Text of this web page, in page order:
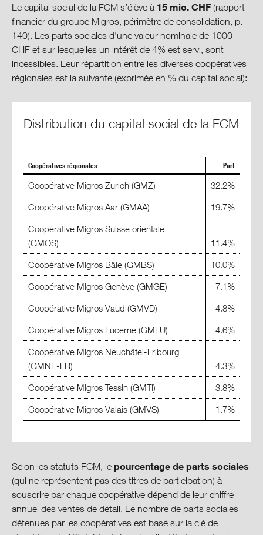
Centre de download
Le capital social de la FCM s’élève à 15 mio. CHF(rapport
financier du groupe Migros, périmètre de consolidation, p.
140). Les parts sociales d’une valeur nominale de 1000
CHF et sur lesquelles un intérêt de 4% est servi, sont
incessibles. Leur répartition entre les diverses coopératives
régionales est la suivante (exprimée en % du capital social):
Distribution du capital social de la FCM
Coopératives régionales Part
Coopérative Migros Zurich (GMZ) 32.2%
Coopérative Migros Aar (GMAA) 19.7%
Coopérative Migros Suisse orientale
(GMOS)
11.4%
Coopérative Migros Bâle (GMBS) 10.0%
Coopérative Migros Genève (GMGE) 7.1%
Coopérative Migros Vaud (GMVD) 4.8%
Coopérative Migros Lucerne (GMLU) 4.6%
Coopérative Migros Neuchâtel-Fribourg
(GMNE-FR)
4.3%
Coopérative Migros Tessin (GMTI) 3.8%
Coopérative Migros Valais (GMVS) 1.7%
Selon les statuts FCM, le pourcentage de parts sociales
(qui ne représentent pas des titres de participation) à
souscrire par chaque coopérative dépend de leur chiffre
annuel des ventes de détail. Le nombre de parts sociales
détenues par les coopératives est basé sur la clé de